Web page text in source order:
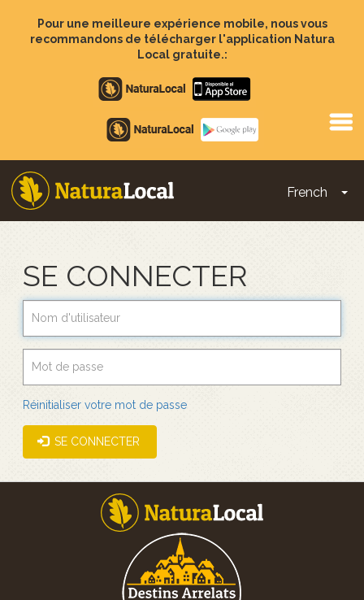
contenu
Pour une meilleure expérience mobile, nous vous
recommandons de télécharger l'application Natura
Local gratuite.:
Apple
store
Google
Play
French
Main
SE CONNECTER
Réinitialiser votre mot de passe
SE CONNECTER